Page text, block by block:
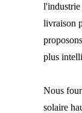
l'industrie
livraison
plus
Nous
solaire